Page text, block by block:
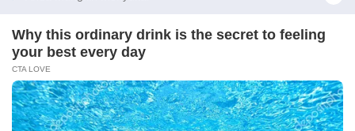
Follow Kabarbaru